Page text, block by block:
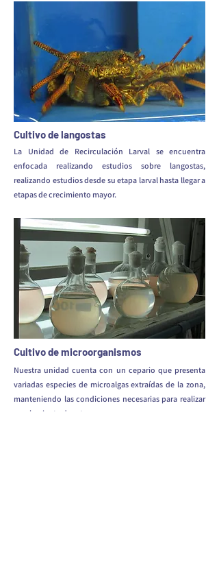
Cultivo de langostas
La Unidad de Recirculación Larval se encuentra
enfocada realizando estudios sobre langostas,
realizando estudios desde su etapa larval hasta llegar a
etapas de crecimiento mayor.
Cultivo de microorganismos
Nuestra unidad cuenta con un cepario que presenta
variadas especies de microalgas extraídas de la zona,
manteniendo las condiciones necesarias para realizar
escalamiento de estas.